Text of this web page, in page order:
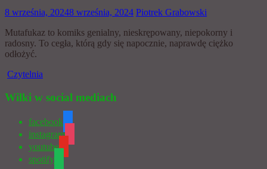
8 września, 20248 września, 2024 Piotrek Grabowski
Mutafukaz to komiks genialny, nieskrępowany, niepokorny i
radosny. To cegła, którą gdy się napocznie, naprawdę ciężko
odłożyć.
Czytelnia
Wilki w social mediach
facebook
instagram
youtube
spotify